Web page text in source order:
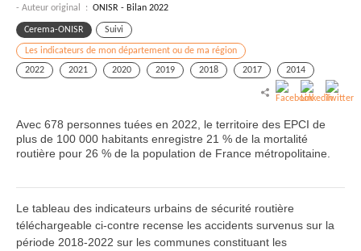
- Auteur original : ONISR - Bilan 2022
Cerema-ONISR Suivi
Les indicateurs de mon département ou de ma région
2022
2021 2020 2019 2018 2017 2014
Avec 678 personnes tuées en 2022, le territoire des EPCI de
plus de 100 000 habitants enregistre 21 % de la mortalité
routière pour 26 % de la population de France métropolitaine
Le tableau des indicateurs urbains de sécurité routière
téléchargeable ci-contre recense les accidents survenus sur la
période 2018-2022 sur les communes constituant les